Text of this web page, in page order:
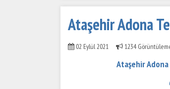
Ataşehir Adona
02 Eylül 2021 1234
Ataşehir